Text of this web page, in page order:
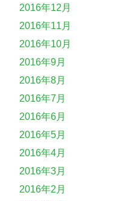
2016年12月
2016年11月
2016年10月
2016年9月
2016年8月
2016年7月
2016年6月
2016年5月
2016年4月
2016年3月
2016年2月